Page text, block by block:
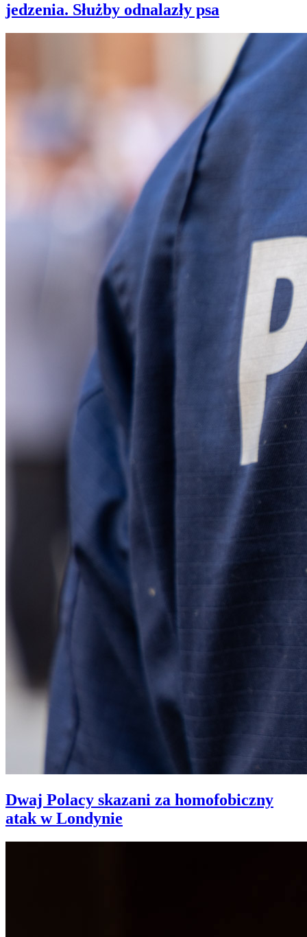
jedzenia. Służby odnalazły psa
Dwaj Polacy skazani za homofobiczny
atak w Londynie